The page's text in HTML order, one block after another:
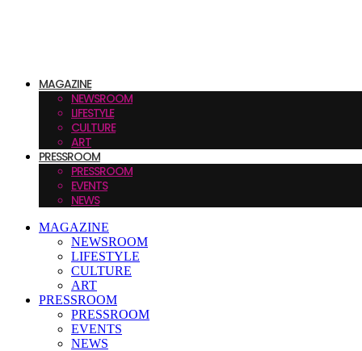
MAGAZINE
NEWSROOM
LIFESTYLE
CULTURE
ART
PRESSROOM
PRESSROOM
EVENTS
NEWS
MAGAZINE
NEWSROOM
LIFESTYLE
CULTURE
ART
PRESSROOM
PRESSROOM
EVENTS
NEWS